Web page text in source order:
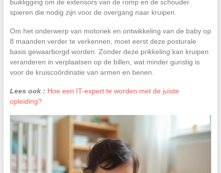
buikligging om de extensors van de romp en de schouder
spieren die nodig zijn voor de overgang naar kruipen.
Om het onderwerp van motoriek en ontwikkeling van de baby op
8 maanden verder te verkennen, moet eerst deze posturale
basis gewaarborgd worden. Zonder deze prikkeling kan kruipen
veranderen in verplaatsen op de billen, wat minder gunstig is
voor de kruiscoördinatie van armen en benen.
Lees ook : Hoe een IT-expert te worden met de juiste
opleiding?